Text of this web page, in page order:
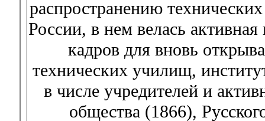
распространению
России, в нем велась
кадров для вновь
технических училищ,
в числе учредителей и
общества (1866),